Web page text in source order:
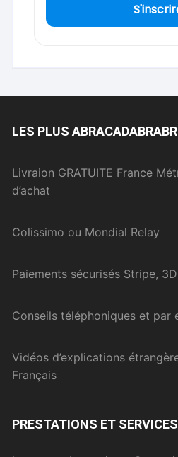
LES PLUS
Livraion GRATUITE France
d’achat
Colissimo ou Mondial Relay
Paiements sécurisés Stripe,
Conseils téléphoniques et par
Vidéos d’explications
Français
PRESTATIONS ET SERVICES